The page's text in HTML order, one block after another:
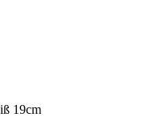
19cm